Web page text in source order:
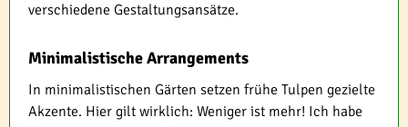
verschiedene Gestaltungsansätze.
Minimalistische Arrangements
In minimalistischen Gärten setzen frühe Tulpen gezielte
Akzente. Hier gilt wirklich: Weniger ist mehr! Ich habe